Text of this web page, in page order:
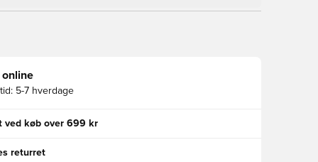
online
5-7 hverdage
ved køb over 699 kr
returret